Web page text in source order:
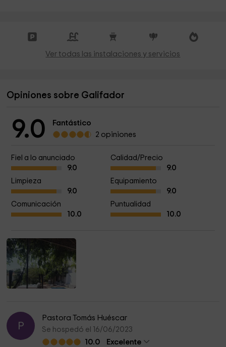
Ver todas las instalaciones y servicios
Opiniones sobre Galifador
9.0
Fantástico
2 opiniones
Fiel a lo anunciado
9.0
Calidad/Precio
9.0
Limpieza
9.0
Equipamiento
9.0
Comunicación
10.0
Puntualidad
10.0
P
Pastora Tomás Huéscar
Se hospedó el 16/06/2023
10.0
Excelente